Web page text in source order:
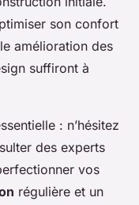
son confort
amélioration des
suffiront à
: n’hésitez
des experts
vos
régulière et un